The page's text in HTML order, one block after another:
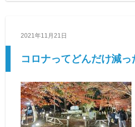
2021年11月21日
コロナってどんだけ減っ